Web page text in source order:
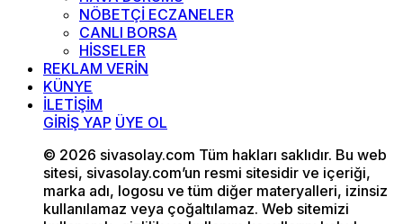
NÖBETÇİ ECZANELER
CANLI BORSA
HİSSELER
REKLAM VERİN
KÜNYE
İLETİŞİM
GİRİŞ YAP ÜYE OL
© 2026 sivasolay.com Tüm hakları saklıdır. Bu web
sitesi, sivasolay.com’un resmi sitesidir ve içeriği,
marka adı, logosu ve tüm diğer materyalleri, izinsiz
kullanılamaz veya çoğaltılamaz. Web sitemizi